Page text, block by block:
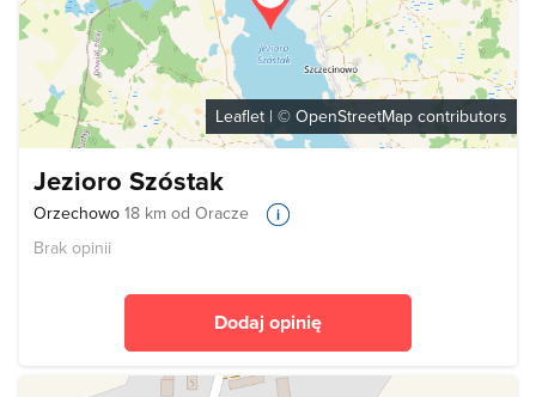
Leaflet | © OpenStreetMap contributors
Jezioro Szóstak
Orzechowo 18 km od Oracze
Brak opinii
Dodaj opinię